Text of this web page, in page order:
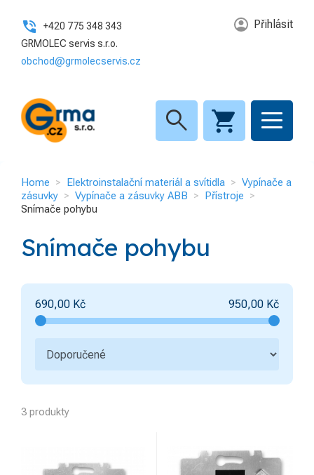
+420 775 348 343
GRMOLEC servis s.r.o.
obchod@grmolecservis.cz
Přihlásit
search
Home Elektroinstalační materiál a svítidla
Vypínače a
zásuvky
Vypínače a zásuvky ABB
Přístroje
Snímače pohybu
Snímače pohybu
690,00 Kč 950,00 Kč
3 produkty